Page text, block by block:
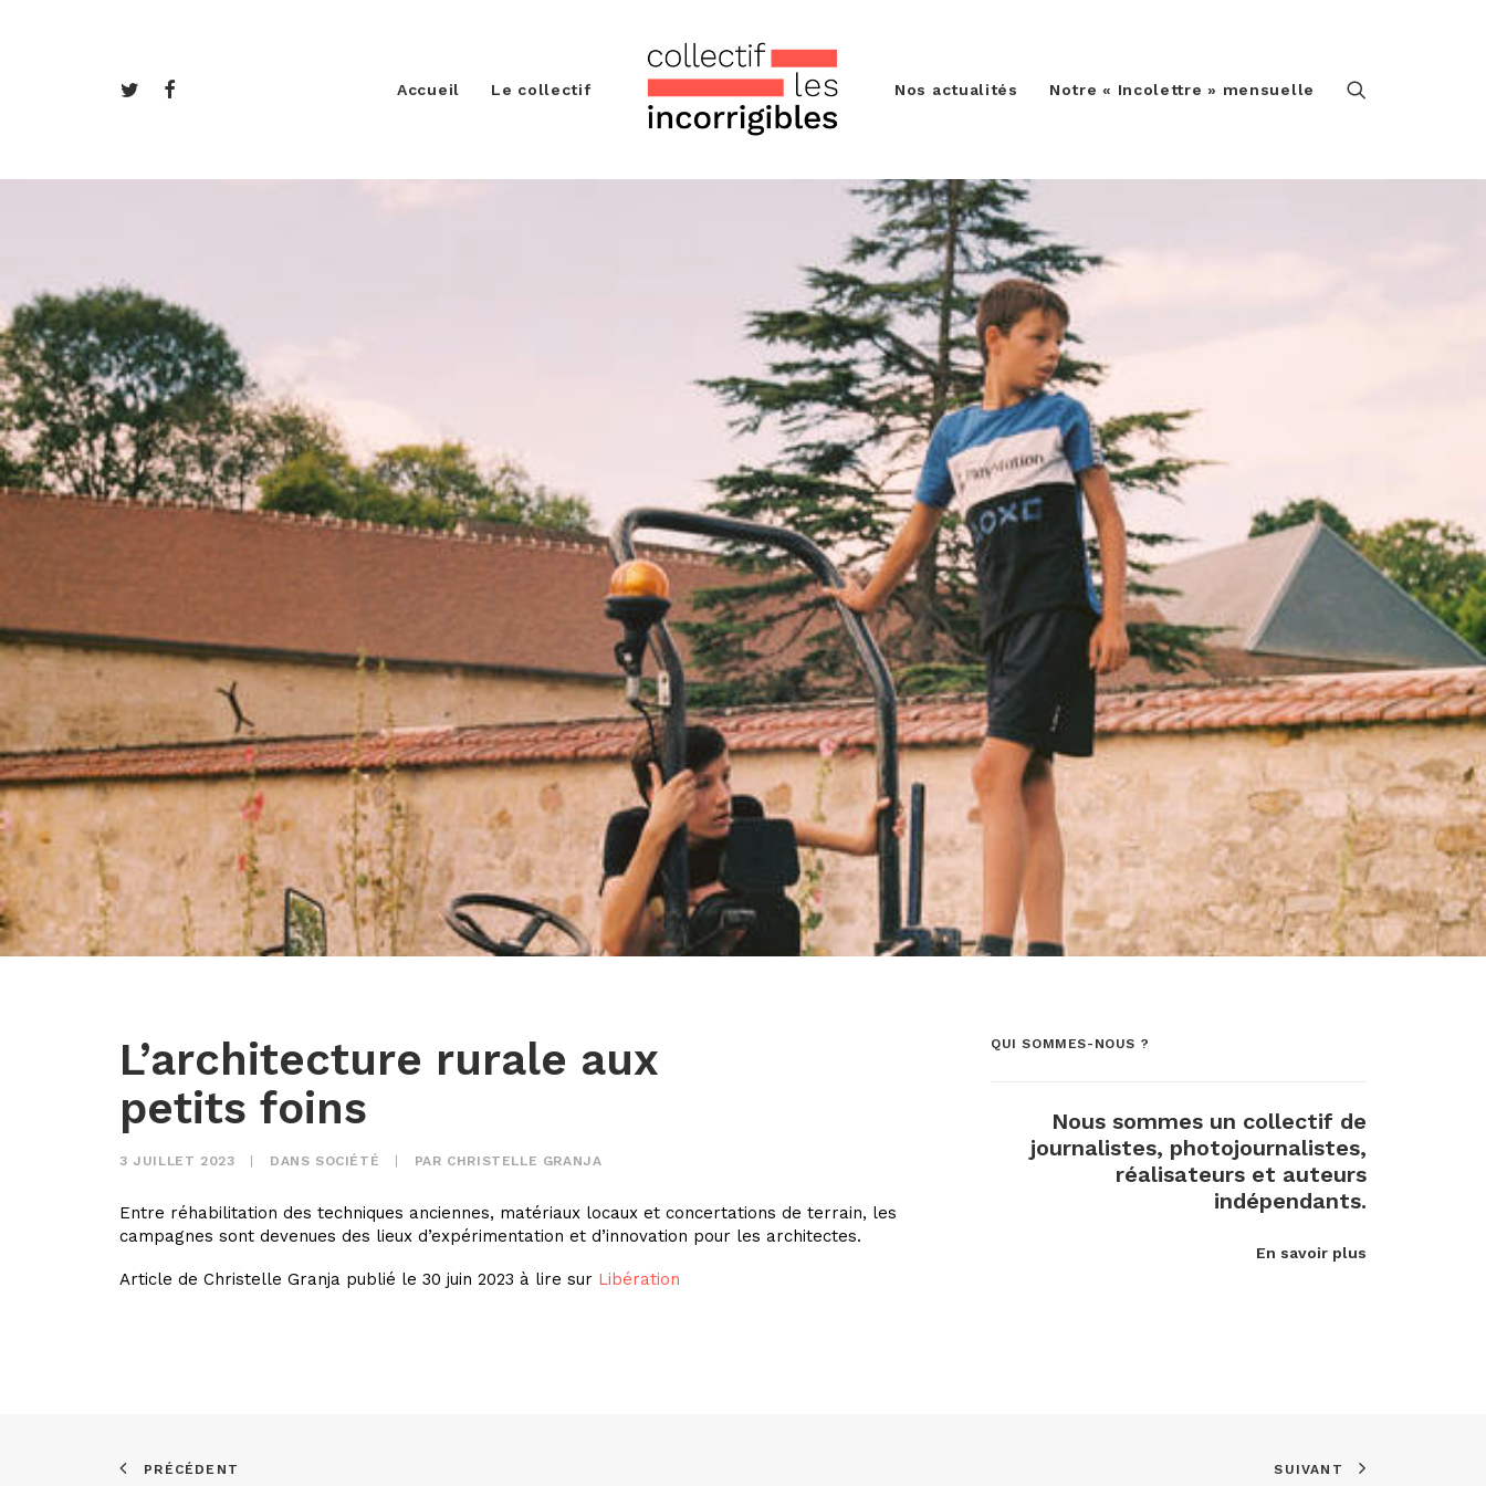
Accueil Le collectif Nos actualités Notre « Incolettre » mensuelle
L’architecture rurale aux
petits foins
3 JUILLET 2023 DANS SOCIÉTÉ PAR CHRISTELLE GRANJA
Entre réhabilitation des techniques anciennes, matériaux locaux et concertations de terrain, les
campagnes sont devenues des lieux d’expérimentation et d’innovation pour les architectes.
Article de Christelle Granja publié le 30 juin 2023 à lire sur Libération
QUI SOMMES-NOUS ?
Nous sommes un collectif de
journalistes, photojournalistes,
réalisateurs et auteurs
indépendants.
En savoir plus
PRÉCÉDENT SUIVANT